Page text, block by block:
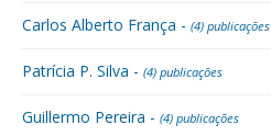
Carlos Alberto França - (4) publicações
Patrícia P. Silva - (4) publicações
Guillermo Pereira - (4) publicações